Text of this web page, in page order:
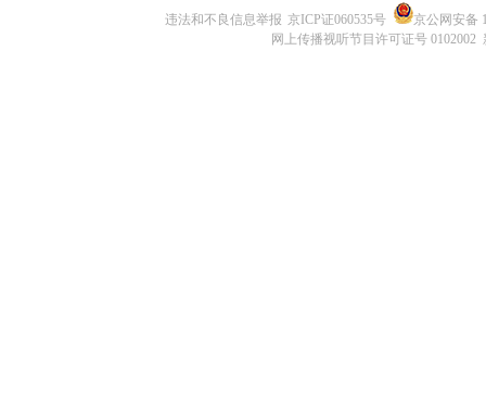
违法和不良信息举报 京ICP证060535号
京公网安备
网上传播视听节目许可证号 0102002